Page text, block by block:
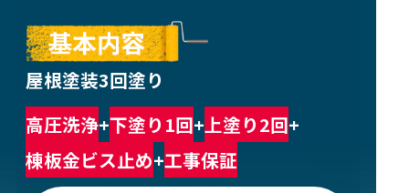
屋根塗装3回塗り
高圧洗浄+下塗り1回+上塗り2回+
棟板金ビス止め+工事保証